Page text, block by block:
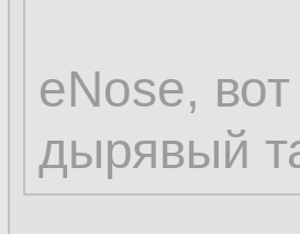
eNose,
дырявый